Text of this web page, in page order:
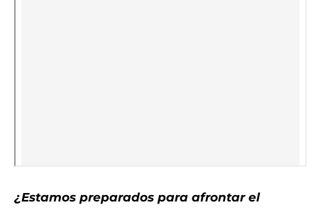
¿Estamos preparados para afrontar el